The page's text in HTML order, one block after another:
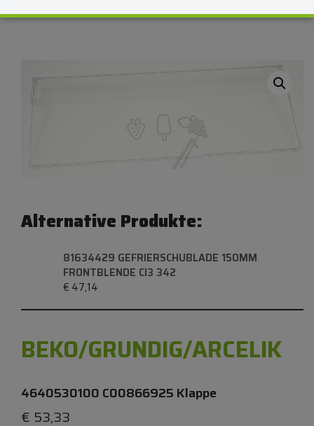
Alternative Produkte:
81634429 GEFRIERSCHUBLADE 150MM
FRONTBLENDE CI3 342
€ 47,14
BEKO/GRUNDIG/ARCELIK
4640530100 C00866925 Klappe
€ 53,33